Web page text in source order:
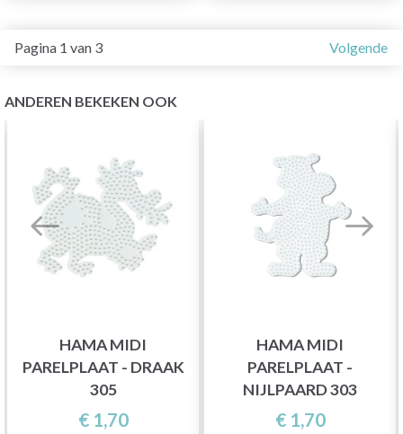
Pagina 1 van 3 Volgende
ANDEREN BEKEKEN OOK
HAMA MIDI
PARELPLAAT - DRAAK
305
€ 1,70
HAMA MIDI
PARELPLAAT -
NIJLPAARD 303
€ 1,70